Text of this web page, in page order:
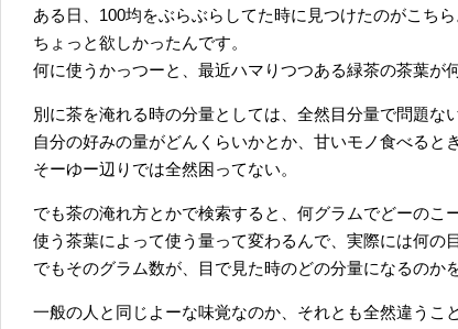
ある日、100均をぶらぶらしてた時に見つけたのがこちら
ちょっと欲しかったんです。
何に使うかっつーと、最近ハマりつつある緑茶の茶葉が
別に茶を淹れる時の分量としては、全然目分量で問題ない
自分の好みの量がどんくらいかとか、甘いモノ食べると
そーゆー辺りでは全然困ってない。
でも茶の淹れ方とかで検索すると、何グラムでどーのこ
使う茶葉によって使う量って変わるんで、実際には何の
でもそのグラム数が、目で見た時のどの分量になるのか
一般の人と同じよーな味覚なのか、それとも全然違うこ